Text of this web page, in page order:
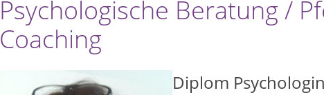
Psychologische Beratung /
Coaching
Diplom